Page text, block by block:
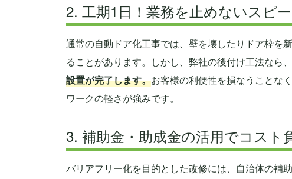
2. 工期1日！業務を止めないスピ
通常の自動ドア化工事では、壁を壊したりドア枠を
ることがあります。しかし、弊社の後付け工法なら、
設置が完了します。お客様の利便性を損なうことな
ワークの軽さが強みです。
3. 補助金・助成金の活用でコスト
バリアフリー化を目的とした改修には、自治体の補